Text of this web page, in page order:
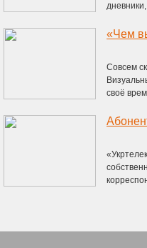
«Чем
Совсем
своё